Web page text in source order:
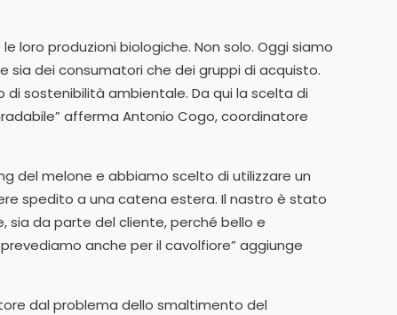
loro produzioni biologiche. Non solo. Oggi siamo
sia dei consumatori che dei gruppi di acquisto.
sostenibilità ambientale. Da qui la scelta di
afferma Antonio Cogo, coordinatore
del melone e abbiamo scelto di utilizzare un
spedito a una catena estera. Il nastro è stato
da parte del cliente, perché bello e
anche per il cavolfiore” aggiunge
dal problema dello smaltimento del